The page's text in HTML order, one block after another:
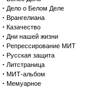
· Дело о Белом Деле
· Врангелиана
· Казачество
· Дни нашей жизни
· Репрессирование МИТ
· Русская защита
· Литстраница
· МИТ-альбом
· Мемуарное